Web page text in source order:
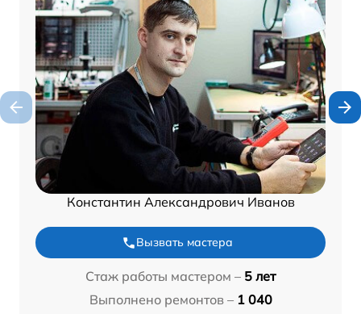
Константин Александрович Иванов
Вызвать мастера
Стаж работы мастером – 5 лет
Выполнено ремонтов – 1 040